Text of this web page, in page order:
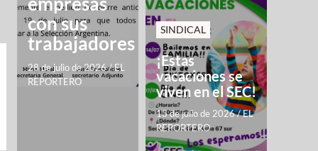
con sus
trabajadores
28 de julio de 2026/EL
REPORTERO
SINDICAL
¡Estas
vacaciones se
viven en el SEC!
13 de julio de 2026/EL
REPORTERO